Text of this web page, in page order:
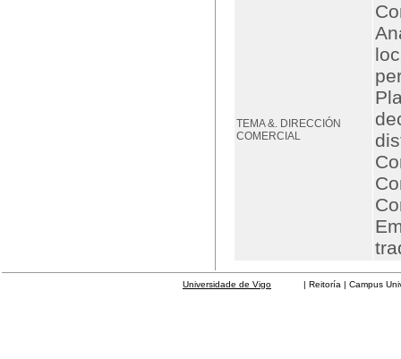
TEMA &. DIRECCIÓN
COMERCIAL
Universidade de Vigo | Reitoría | Campus